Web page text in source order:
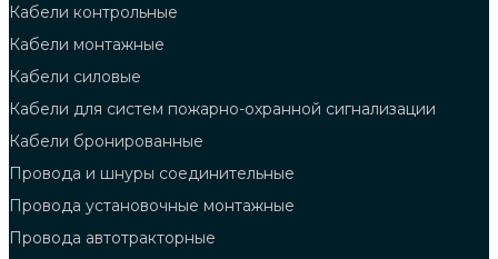
Кабели контрольные
Кабели монтажные
Кабели силовые
Кабели для систем пожарно-охранной сигнализации
Кабели бронированные
Провода и шнуры соединительные
Провода установочные монтажные
Провода автотракторные